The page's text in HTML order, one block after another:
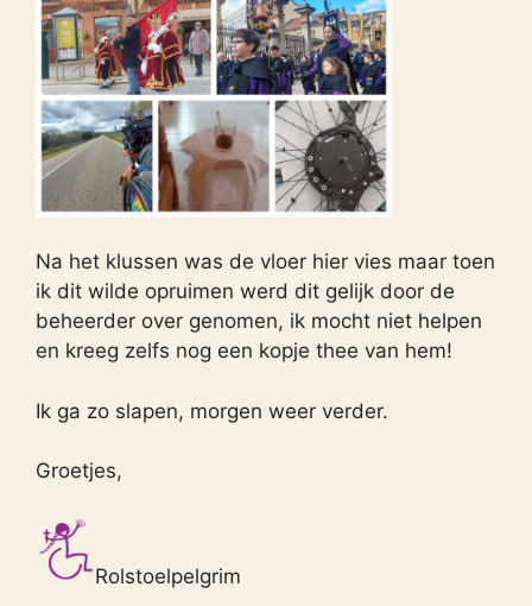
Na het klussen was de vloer hier vies maar toen
ik dit wilde opruimen werd dit gelijk door de
beheerder over genomen, ik mocht niet helpen
en kreeg zelfs nog een kopje thee van hem!
Ik ga zo slapen, morgen weer verder.
Groetjes,
Rolstoelpelgrim